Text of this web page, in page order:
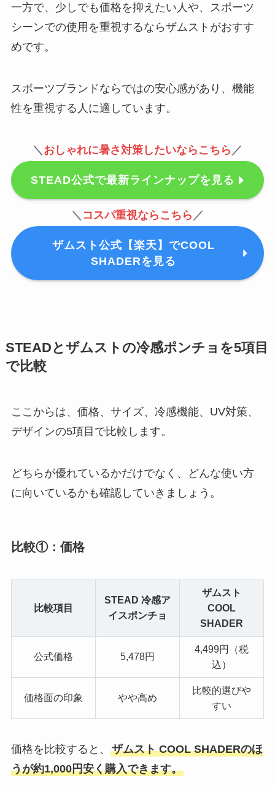
一方で、少しでも価格を抑えたい人や、スポーツ
シーンでの使用を重視するならザムストがおすす
めです。
スポーツブランドならではの安心感があり、機能
性を重視する人に適しています。
＼ おしゃれに暑さ対策したいならこちら ／
STEAD公式で最新ラインナップを見る
＼ コスパ重視ならこちら ／
ザムスト公式【楽天】でCOOL
SHADERを見る
STEADとザムストの冷感ポンチョを5項目
で比較
ここからは、価格、サイズ、冷感機能、UV対策、
デザインの5項目で比較します。
どちらが優れているかだけでなく、どんな使い方
に向いているかも確認していきましょう。
比較①：価格
比較項目
STEAD 冷感ア
イスポンチョ
ザムスト
COOL
SHADER
公式価格 5,478円
4,499円（税
込）
価格面の印象 やや高め
比較的選びや
すい
価格を比較すると、 ザムスト COOL SHADERのほ
うが約1,000円安く購入できます。